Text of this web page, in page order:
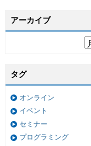
アーカイブ
タグ
オンライン
イベント
セミナー
プログラミング